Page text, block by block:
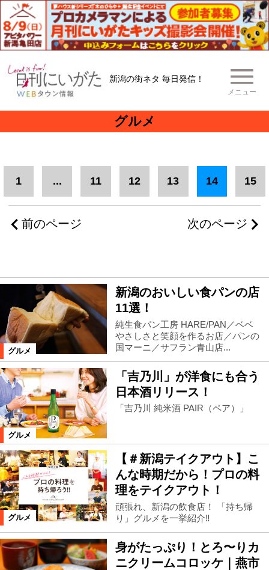
新潟の街ネタ 毎日発信！
メニュー
グルメ
前のページ
1 ... 11 12 13 14 15
次のページ
グルメ
新潟のおいしい食パンの店
11選！
純生食パン工房 HARE/PAN／ベベ
やさしさと笑顔を作るお店／パンの
国マーニ／サフラン青山店...
グルメ
「吉乃川」が洋食にも合う
日本酒リリース！
「吉乃川 純米酒 PAIR（ペア）」
グルメ
【＃新潟テイクアウト】こ
んな時期だから！プロの料
理をテイクアウト！
頑張れ、新潟の飲食店！ 「持ち帰
り」グルメを一挙紹介‼
身がたっぷり！とろ〜りカ
ニクリームコロッケ｜燕市